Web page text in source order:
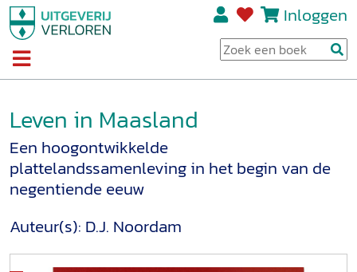
Inloggen
Leven in Maasland
Een hoogontwikkelde
plattelandssamenleving in het begin van de
negentiende eeuw
Auteur(s): D.J. Noordam